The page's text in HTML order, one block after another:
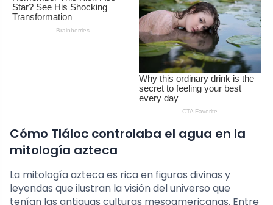
Cómo Tláloc controlaba el agua en la
mitología azteca
La mitología azteca es rica en figuras divinas y
leyendas que ilustran la visión del universo que
tenían las antiguas culturas mesoamericanas. Entre